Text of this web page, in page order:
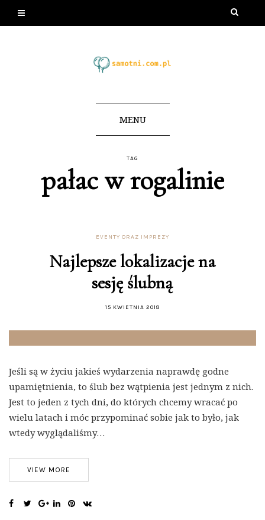
MENU
TAG
pałac w rogalinie
EVENTY ORAZ IMPREZY
Najlepsze lokalizacje na
sesję ślubną
15 KWIETNIA 2018
Jeśli są w życiu jakieś wydarzenia naprawdę godne
upamiętnienia, to ślub bez wątpienia jest jednym z nich.
Jest to jeden z tych dni, do których chcemy wracać po
wielu latach i móc przypominać sobie jak to było, jak
wtedy wyglądaliśmy…
VIEW MORE